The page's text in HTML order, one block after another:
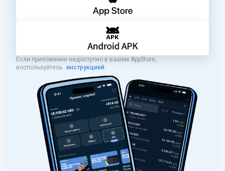
Если приложение недоступно в вашем AppStore,
воспользуйтесь инструкцией